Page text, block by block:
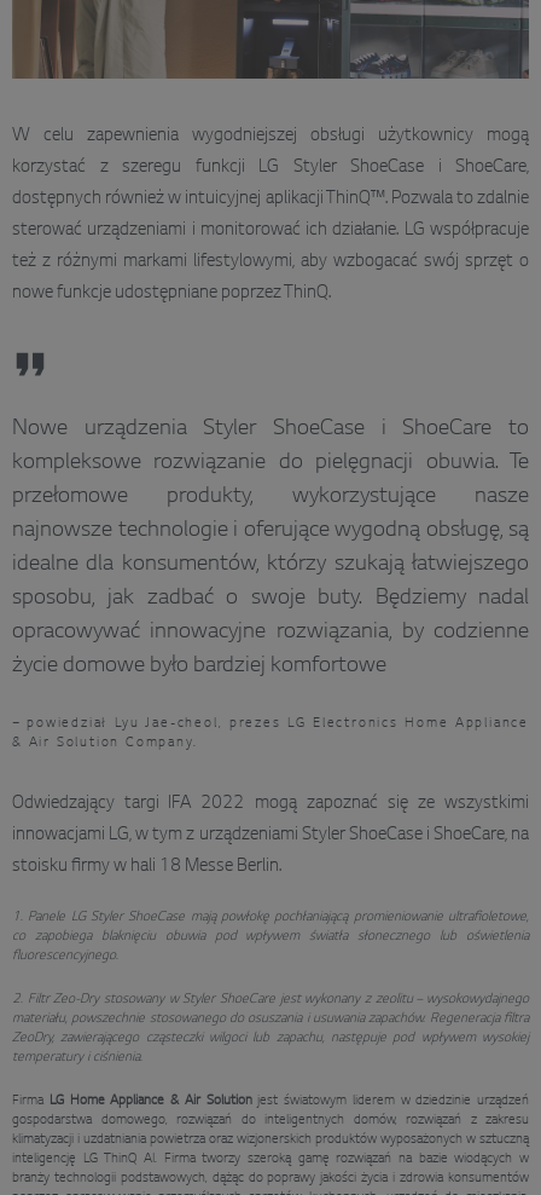
W celu zapewnienia wygodniejszej obsługi użytkownicy mogą
korzystać z szeregu funkcji LG Styler ShoeCase i ShoeCare,
dostępnych również w intuicyjnej aplikacji ThinQ™. Pozwala to zdalnie
sterować urządzeniami i monitorować ich działanie. LG współpracuje
też z różnymi markami lifestylowymi, aby wzbogacać swój sprzęt o
nowe funkcje udostępniane poprzez ThinQ.
Nowe urządzenia Styler ShoeCase i ShoeCare to
kompleksowe rozwiązanie do pielęgnacji obuwia. Te
przełomowe produkty, wykorzystujące nasze
najnowsze technologie i oferujące wygodną obsługę, są
idealne dla konsumentów, którzy szukają łatwiejszego
sposobu, jak zadbać o swoje buty. Będziemy nadal
opracowywać innowacyjne rozwiązania, by codzienne
życie domowe było bardziej komfortowe
– powiedział Lyu Jae-cheol, prezes LG Electronics Home Appliance
& Air Solution Company.
Odwiedzający targi IFA 2022 mogą zapoznać się ze wszystkimi
innowacjami LG, w tym z urządzeniami Styler ShoeCase i ShoeCare, na
stoisku firmy w hali 18 Messe Berlin.
1. Panele LG Styler ShoeCase mają powłokę pochłaniającą promieniowanie ultrafioletowe,
co zapobiega blaknięciu obuwia pod wpływem światła słonecznego lub oświetlenia
fluorescencyjnego.
2. Filtr Zeo-Dry stosowany w Styler ShoeCare jest wykonany z zeolitu – wysokowydajnego
materiału, powszechnie stosowanego do osuszania i usuwania zapachów. Regeneracja filtra
ZeoDry, zawierającego cząsteczki wilgoci lub zapachu, następuje pod wpływem wysokiej
temperatury i ciśnienia.
Firma LG Home Appliance & Air Solutionjest światowym liderem w dziedzinie urządzeń
gospodarstwa domowego, rozwiązań do inteligentnych domów, rozwiązań z zakresu
klimatyzacji i uzdatniania powietrza oraz wizjonerskich produktów wyposażonych w sztuczną
inteligencję LG ThinQ AI. Firma tworzy szeroką gamę rozwiązań na bazie wiodących w
branży technologii podstawowych, dążąc do poprawy jakości życia i zdrowia konsumentów